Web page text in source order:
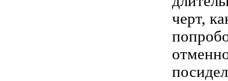
черт,